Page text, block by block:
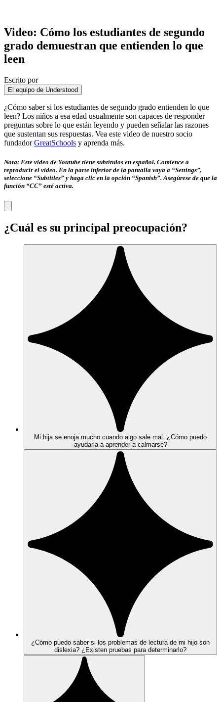
Video: Cómo los estudiantes de segundo
grado demuestran que entienden lo que
leen
Escrito por
El equipo de Understood
¿Cómo saber si los estudiantes de segundo grado entienden lo que
leen? Los niños a esa edad usualmente son capaces de responder
preguntas sobre lo que están leyendo y pueden señalar las razones
que sustentan sus respuestas. Vea este video de nuestro socio
fundadorGreatSchools y aprenda más.
Nota: Este video de Youtube tiene subtítulos en español. Comience a
reproducir el video. En la parte inferior de la pantalla vaya a “Settings”,
seleccione “Subtitles” y haga clic en la opción “Spanish”. Asegúrese de que la
función “CC” esté activa.
¿Cuál es su principal preocupación?
Mi hija se enoja mucho cuando algo sale mal. ¿Cómo puedo
ayudarla a aprender a calmarse?
¿Cómo puedo saber si los problemas de lectura de mi hijo son
dislexia? ¿Existen pruebas para determinarlo?